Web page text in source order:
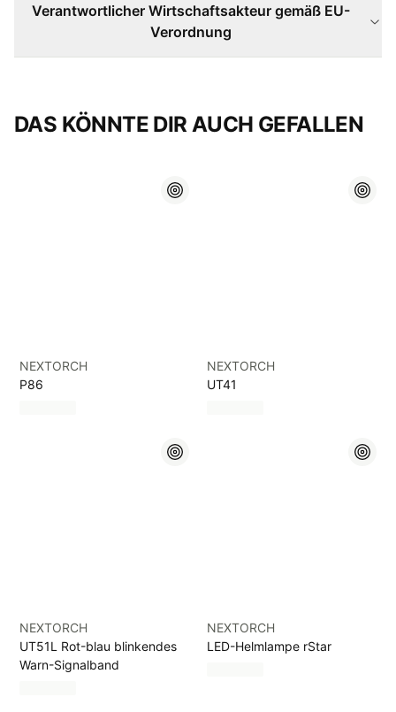
Verantwortlicher Wirtschaftsakteur gemäß EU-
Verordnung
DAS KÖNNTE DIR AUCH GEFALLEN
NEXTORCH
P86
NEXTORCH
UT41
NEXTORCH
UT51L Rot-blau blinkendes
Warn-Signalband
NEXTORCH
LED-Helmlampe rStar